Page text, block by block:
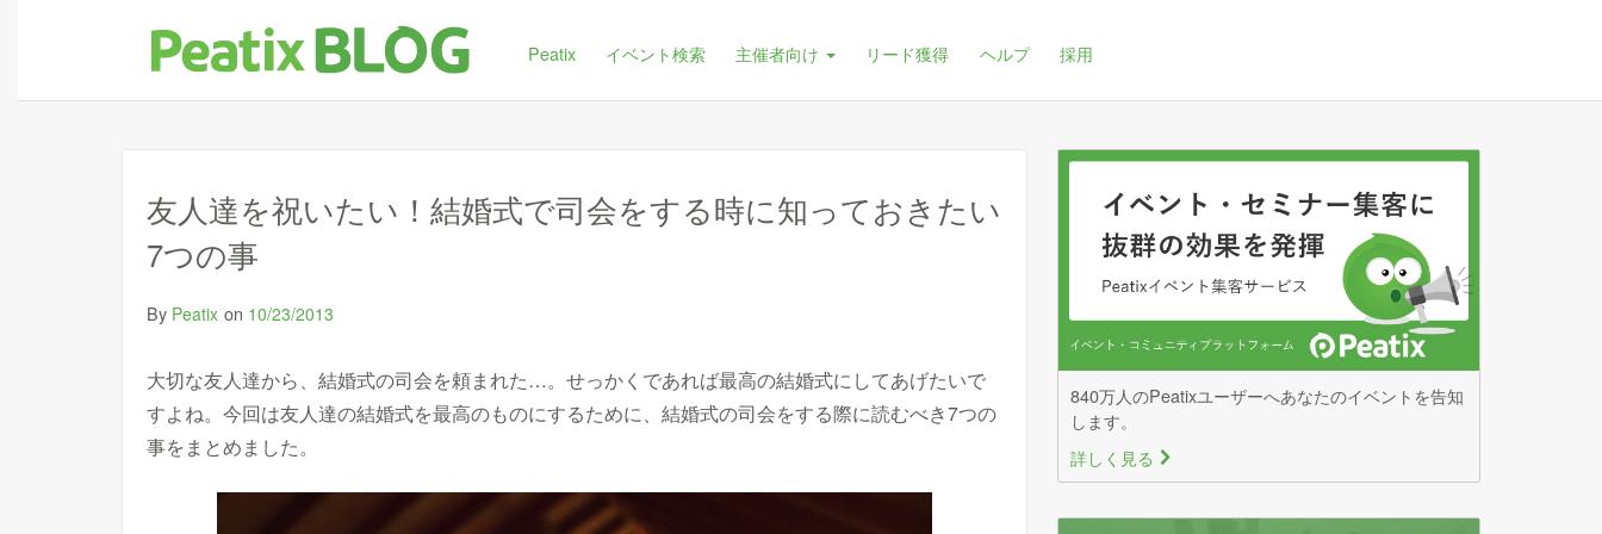
Peatix イベント検索 主催者向け リード獲得 ヘルプ 採用
友人達を祝いたい！結婚式で司会をする時に知っておきたい
7つの事
By Peatix on 10/23/2013
大切な友人達から、結婚式の司会を頼まれた…。せっかくであれば最高の結婚式にしてあげたいで
すよね。今回は友人達の結婚式を最高のものにするために、結婚式の司会をする際に読むべき7つの
事をまとめました。
840万人のPeatixユーザーへあなたのイベントを告知
します。
詳しく見る >